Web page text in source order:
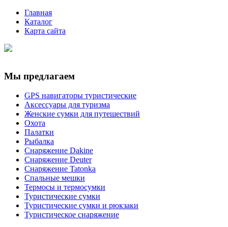
Главная
Каталог
Карта сайта
Мы предлагаем
GPS навигаторы туристические
Аксессуары для туризма
Женские сумки для путешествий
Охота
Палатки
Рыбалка
Снаряжение Dakine
Снаряжение Deuter
Снаряжение Tatonka
Спальные мешки
Термосы и термосумки
Туристические сумки
Туристические сумки и рюкзаки
Туристическое снаряжение